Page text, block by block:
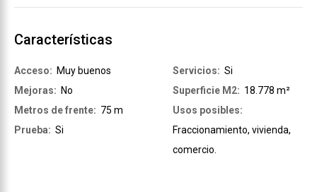
Características
Acceso: Muy buenos
Mejoras: No
Metros de frente: 75 m
Prueba: Si
Servicios: Si
Superficie M2: 18.778 m²
Usos posibles:
Fraccionamiento, vivienda,
comercio.